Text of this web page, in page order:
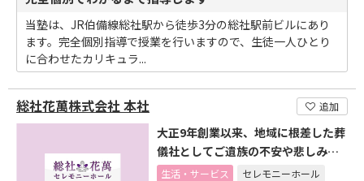
当塾は、JR伯備線総社駅から徒歩3分の総社駅前ビルにあり
ます。完全個別指導で授業を行いますので、生徒一人ひとり
に合わせたカリキュラ...
総社花萬株式会社 本社 追加
大正9年創業以来、地域に根差した葬
儀社としてご遺族の不安や悲しみが
和らぐようご対応します
生活・サービス セレモニーホール